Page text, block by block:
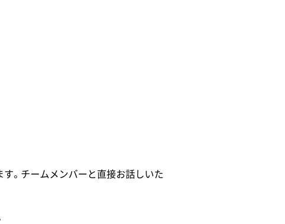
。チームメンバーと直接お話しいた